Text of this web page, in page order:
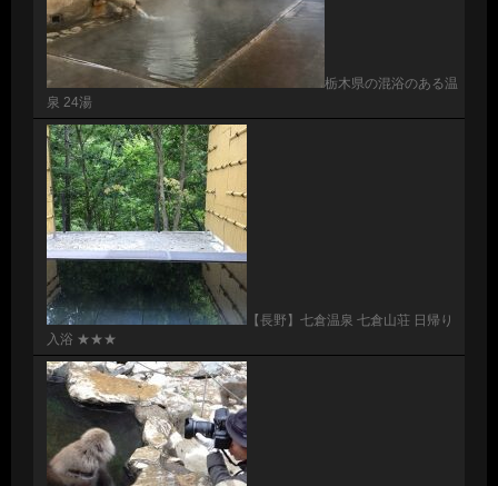
栃木県の混浴のある温
泉 24湯
【長野】七倉温泉 七倉山荘 日帰り
入浴 ★★★